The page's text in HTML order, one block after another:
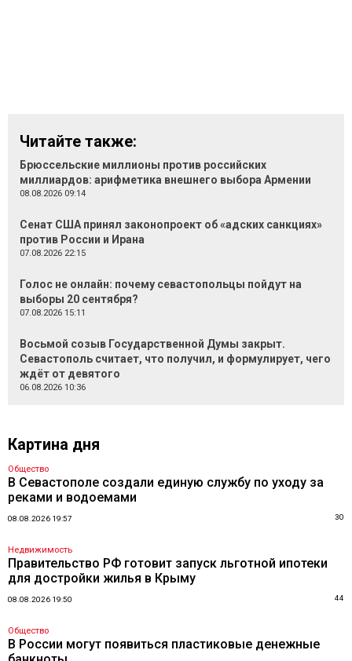
Читайте также:
Брюссельские миллионы против российских
миллиардов: арифметика внешнего выбора Армении
08.08.2026 09:14
Сенат США принял законопроект об «адских санкциях»
против России и Ирана
07.08.2026 22:15
Голос не онлайн: почему севастопольцы пойдут на
выборы 20 сентября?
07.08.2026 15:11
Восьмой созыв Государственной Думы закрыт.
Севастополь считает, что получил, и формулирует, чего
ждёт от девятого
06.08.2026 10:36
Картина дня
Общество
В Севастополе создали единую службу по уходу за
реками и водоемами
08.08.2026 19:57 30
Недвижимость
Правительство РФ готовит запуск льготной ипотеки
для достройки жилья в Крыму
08.08.2026 19:50 44
Общество
В России могут появиться пластиковые денежные